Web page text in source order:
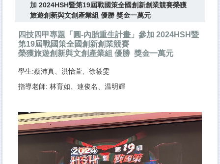
加 2024HSH暨第19屆戰國策全國創新創業競賽榮獲
旅遊創新與文創產業組 優勝 獎金一萬元
四技四甲專題「圓-內胎重生計畫」參加 2024HSH暨
第19屆戰國策全國創新創業競賽
榮獲旅遊創新與文創產業組 優勝 獎金一萬元
學生:蔡沛真、洪怡萱、徐筱雯
指導老師: 林育如、連俊名、温明輝